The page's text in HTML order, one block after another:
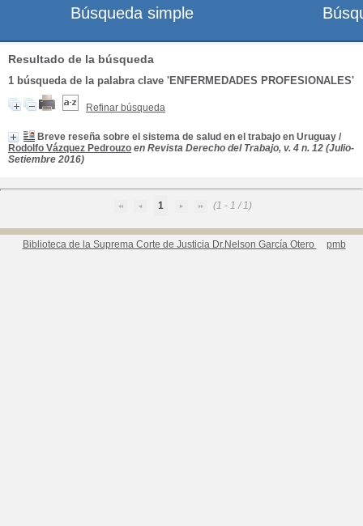
Resultado de la búsqueda
1 búsqueda de la palabra clave 'ENFERMEDADES PROFESIONALES'
Refinar búsqueda
Breve reseña sobre el sistema de salud en el trabajo en Uruguay /
Rodolfo Vázquez Pedrouzo en Revista Derecho del Trabajo, v. 4 n. 12 (Julio-
Setiembre 2016)
1 (1 - 1 / 1)
Biblioteca de la Suprema Corte de Justicia Dr.Nelson García Otero pmb
Búsqueda simple